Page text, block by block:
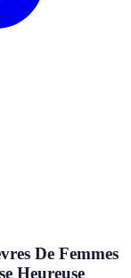
De Femmes
Heureuse